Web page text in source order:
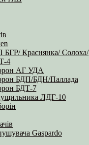
БГР/ Краснянка/ Солоха/
4
АГ УДА
БДП/БДН/Паллада
БДТ-7
ЛДГ-10
Gaspardo